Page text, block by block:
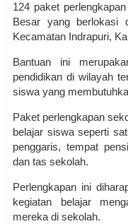
124 paket
Besar yang berlokasi
Kecamatan Indrapuri,
Bantuan ini
pendidikan di wilayah
siswa yang
Paket perlengkapan
belajar siswa seperti
penggaris, tempat
dan tas sekolah.
Perlengkapan ini
kegiatan belajar
mereka di sekolah.